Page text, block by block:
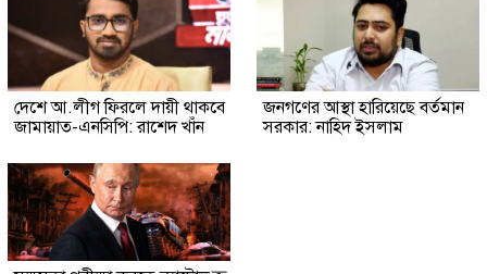
দেশে আ.লীগ ফিরলে দায়ী থাকবে
জামায়াত-এনসিপি: রাশেদ খাঁন
জনগণের আস্থা হারিয়েছে বর্তমান
সরকার: নাহিদ ইসলাম